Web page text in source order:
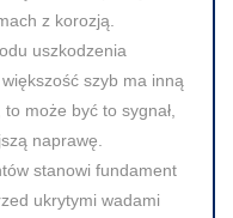
z korozją.
uszkodzenia
szyb ma inną
może być to sygnał,
naprawę.
stanowi fundament
ukrytymi wadami